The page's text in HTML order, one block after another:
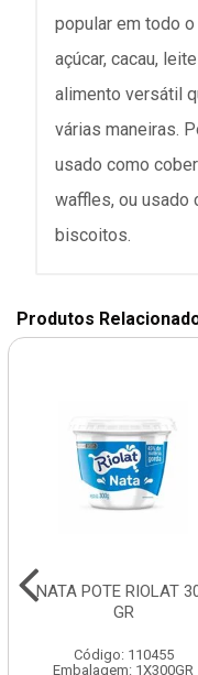
popular em todo
açúcar, cacau,
alimento versátil
várias maneiras.
usado como
waffles, ou usado
biscoitos.
Produtos
NATA POTE RIOLAT
GR
Código: 110455
Embalagem: 1X300GR